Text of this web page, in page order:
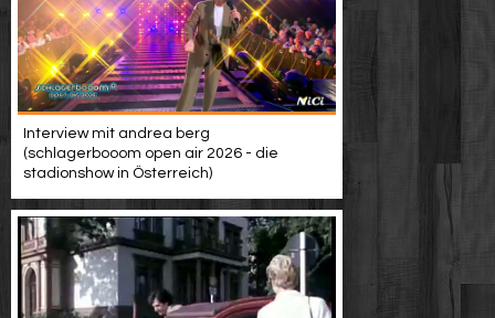
Interview mit andrea berg
(schlagerbooom open air 2026 - die
stadionshow in Österreich)